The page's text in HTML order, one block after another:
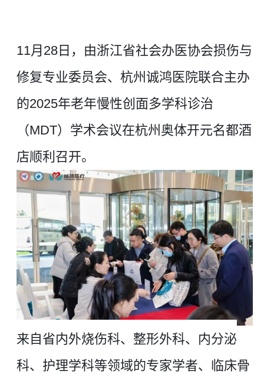
11月28日，由浙江省社会办医协会损伤与
修复专业委员会、杭州诚鸿医院联合主办
的2025年老年慢性创面多学科诊治
（MDT）学术会议在杭州奥体开元名都酒
店顺利召开。
来自省内外烧伤科、整形外科、内分泌
科、护理学科等领域的专家学者、临床骨